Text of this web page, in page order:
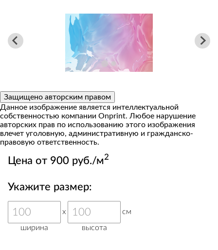
Защищено авторским правом
Данное изображение является интеллектуальной
собственностью компании Onprint. Любое нарушение
авторских прав по использованию этого изображения
влечет уголовную, административную и гражданско-
правовую ответственность.
Цена от 900 руб./м2
Укажите размер:
ширина
x
высота
см